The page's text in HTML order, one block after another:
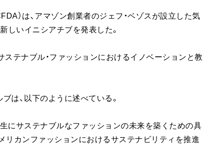
）は、アマゾン創業者のジェフ・ベゾスが設立した気
しいイニシアチブを発表した。
ステナブル・ファッションにおけるイノベーションと教
は、以下のように述べている。
にサステナブルなファッションの未来を築くための具
リカンファッションにおけるサステナビリティを推進